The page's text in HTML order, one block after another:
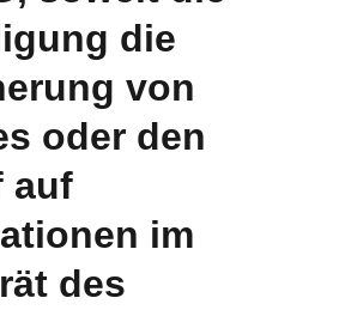
die
von
oder den
auf
im
des